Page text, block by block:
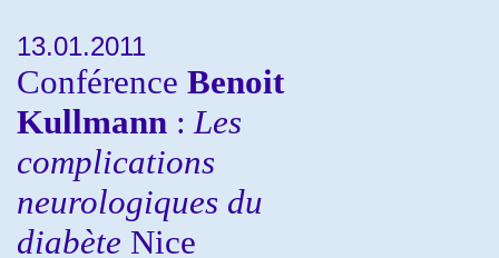
13.01.2011
Conférence Benoit
Kullmann : Les
complications
neurologiques du
diabète Nice